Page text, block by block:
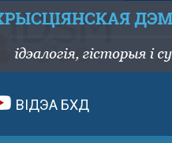
ВІДЭА БХД